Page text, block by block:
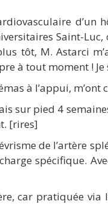
d’un
Saint-
tôt, M. Astarci
à tout moment ! Je
à l’appui, m’ont
sur pied 4
[rires]
de l’artère
spécifique.
car pratiquée